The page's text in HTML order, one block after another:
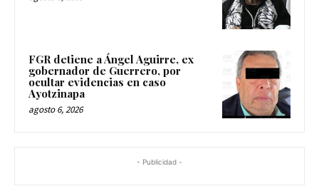
FGR detiene a Ángel Aguirre, ex
gobernador de Guerrero, por
ocultar evidencias en caso
Ayotzinapa
agosto 6, 2026
- Publicidad -